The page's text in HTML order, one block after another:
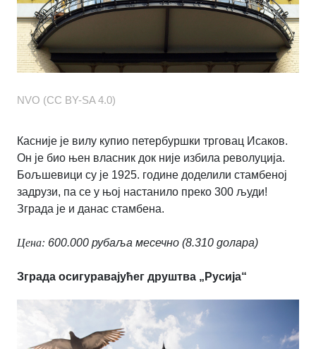
NVO (CC BY-SA 4.0)
Касније је вилу купио петербуршки трговац Исаков.
Он је био њен власник док није избила револуција.
Бољшевици су је 1925. године доделили стамбеној
задрузи, па се у њој настанило преко 300 људи!
Зграда је и данас стамбена.
Цена: 600.000 рубаља месечно (8.310 долара)
Зграда осигуравајућег друштва „Русија“